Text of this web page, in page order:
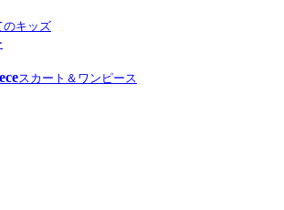
のキッズ
スカート＆ワンピース